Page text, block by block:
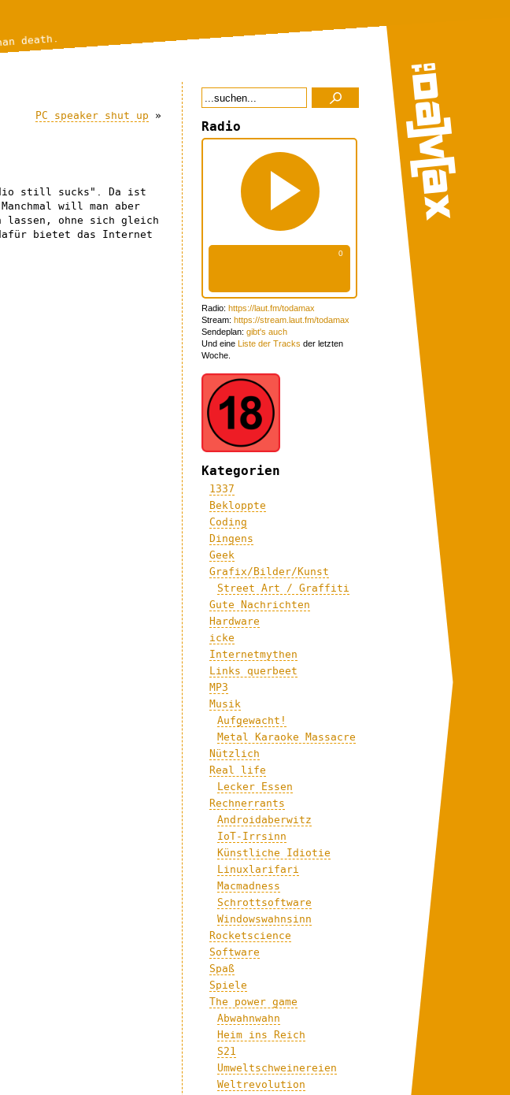
death.
PC speaker shut up »
still sucks". Da ist
will man aber
lassen, ohne sich gleich
bietet das Internet
Radio
Radio: https://laut.fm/todamax
Stream: https://stream.laut.fm/todamax
Sendeplan: gibt's auch
Und eine Liste der Tracks der letzten
Woche.
Kategorien
1337
Bekloppte
Coding
Dingens
Geek
Grafix/Bilder/Kunst
Street Art / Graffiti
Gute Nachrichten
Hardware
icke
Internetmythen
Links querbeet
MP3
Musik
Aufgewacht!
Metal Karaoke Massacre
Nützlich
Real life
Lecker Essen
Rechnerrants
Androidaberwitz
IoT-Irrsinn
Künstliche Idiotie
Linuxlarifari
Macmadness
Schrottsoftware
Windowswahnsinn
Rocketscience
Software
Spaß
Spiele
The power game
Abwahnwahn
Heim ins Reich
S21
Umweltschweinereien
Weltrevolution